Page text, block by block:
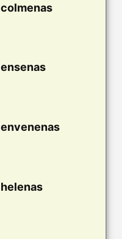
colmenas
ensenas
envenenas
helenas